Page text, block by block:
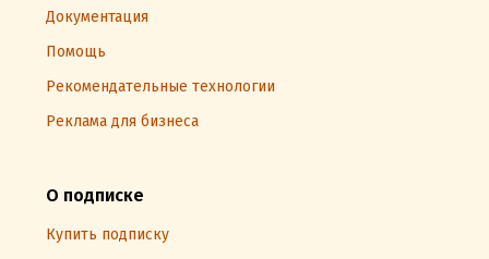
Документация
Помощь
Рекомендательные технологии
Реклама для бизнеса
О подписке
Купить подписку